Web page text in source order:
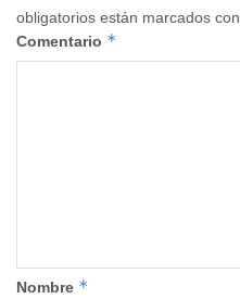
obligatorios están marcados con
Comentario *
Nombre *